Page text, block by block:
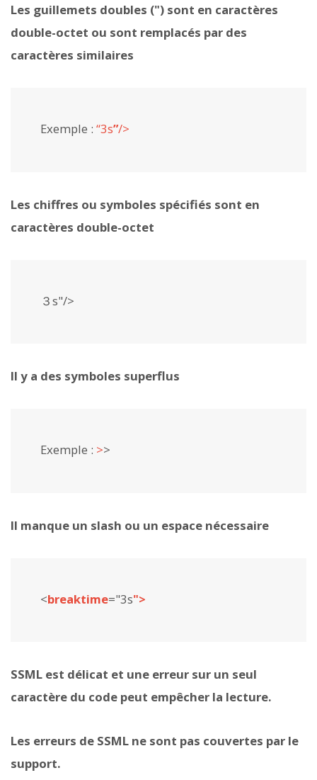
Les guillemets doubles (") sont en caractères
double-octet ou sont remplacés par des
caractères similaires
Exemple : “3s”/>
Les chiffres ou symboles spécifiés sont en
caractères double-octet
３s"/>
Il y a des symboles superflus
Exemple : >>
Il manque un slash ou un espace nécessaire
<breaktime="3s">
SSML est délicat et une erreur sur un seul
caractère du code peut empêcher la lecture.
Les erreurs de SSML ne sont pas couvertes par le
support.